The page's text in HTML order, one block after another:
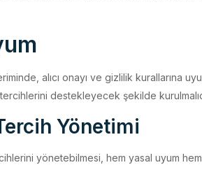
alıcı onayı ve gizlilik kurallarına
destekleyecek şekilde
Yönetimi
yönetebilmesi, hem yasal uyum